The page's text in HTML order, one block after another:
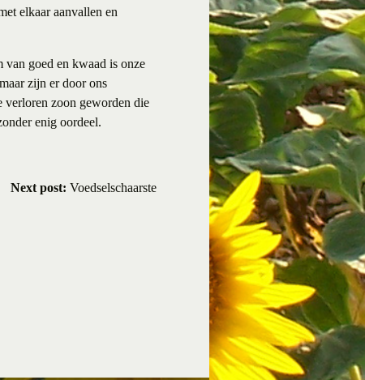
elkaar aanvallen en
goed en kwaad is onze
zijn er door ons
verloren zoon geworden die
enig oordeel.
Next post: Voedselschaarste